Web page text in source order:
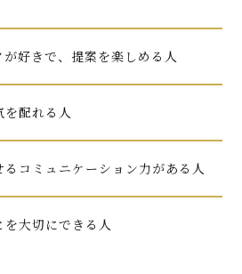
好きで、提案を楽しめる人
を配れる人
コミュニケーション力がある人
大切にできる人